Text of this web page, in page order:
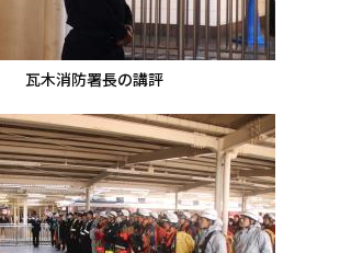
瓦木消防署長の講評